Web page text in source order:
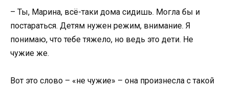
– Ты, Марина, всё-таки дома сидишь. Могла бы и
постараться. Детям нужен режим, внимание. Я
понимаю, что тебе тяжело, но ведь это дети. Не
чужие же.
Вот это слово – «не чужие» – она произнесла с такой